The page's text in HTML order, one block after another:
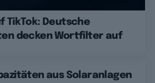
TikTok: Deutsche
decken Wortfilter auf
aus Solaranlagen